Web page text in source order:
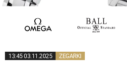
13:45 03.11.2025 ZEGARKI